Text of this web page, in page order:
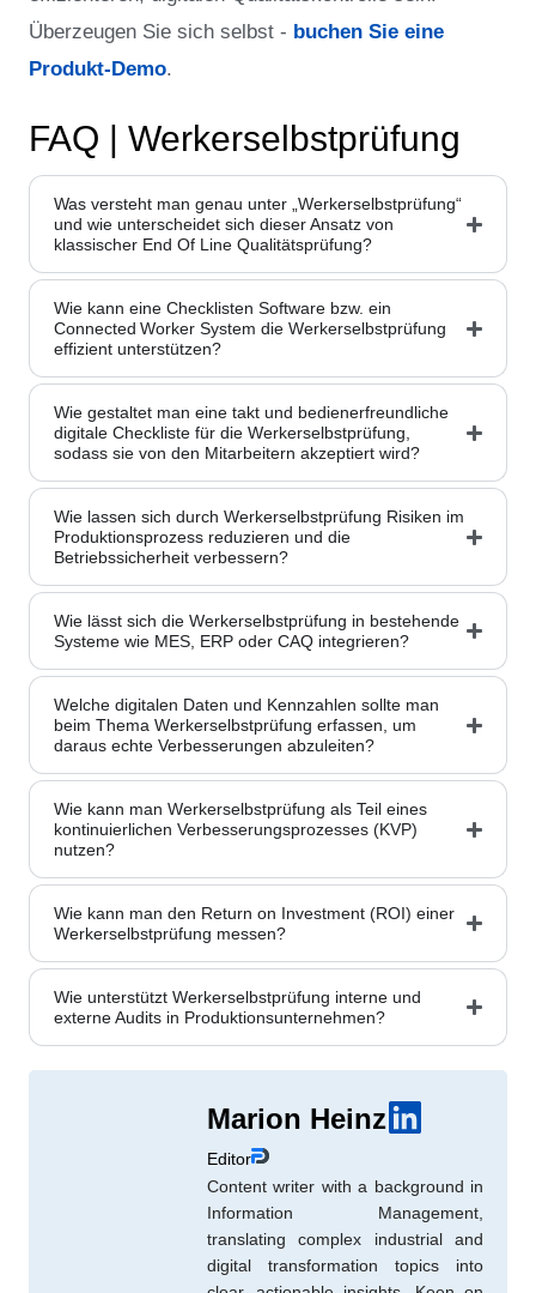
Überzeugen Sie sich selbst - buchen Sie eine
Produkt-Demo.
FAQ | Werkerselbstprüfung
Was versteht man genau unter „Werkerselbstprüfung“
und wie unterscheidet sich dieser Ansatz von
klassischer End Of Line Qualitätsprüfung?
Wie kann eine Checklisten Software bzw. ein
Connected Worker System die Werkerselbstprüfung
effizient unterstützen?
Wie gestaltet man eine takt und bedienerfreundliche
digitale Checkliste für die Werkerselbstprüfung,
sodass sie von den Mitarbeitern akzeptiert wird?
Wie lassen sich durch Werkerselbstprüfung Risiken im
Produktionsprozess reduzieren und die
Betriebssicherheit verbessern?
Wie lässt sich die Werkerselbstprüfung in bestehende
Systeme wie MES, ERP oder CAQ integrieren?
Welche digitalen Daten und Kennzahlen sollte man
beim Thema Werkerselbstprüfung erfassen, um
daraus echte Verbesserungen abzuleiten?
Wie kann man Werkerselbstprüfung als Teil eines
kontinuierlichen Verbesserungsprozesses (KVP)
nutzen?
Wie kann man den Return on Investment (ROI) einer
Werkerselbstprüfung messen?
Wie unterstützt Werkerselbstprüfung interne und
externe Audits in Produktionsunternehmen?
Marion Heinz
Editor
Content writer with a background in
Information Management,
translating complex industrial and
digital transformation topics into